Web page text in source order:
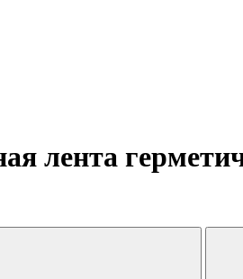
лента